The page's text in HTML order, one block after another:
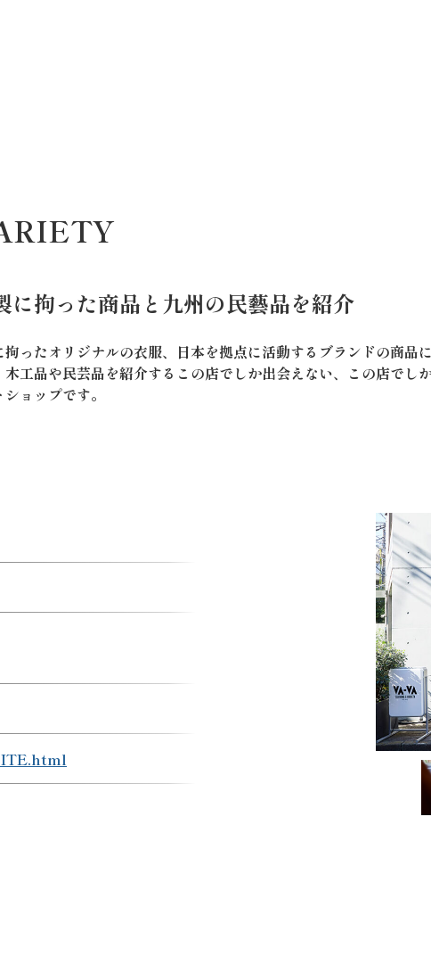
に拘った商品と九州の民藝品を紹介
拘ったオリジナルの衣服、日本を拠点に活動するブランドの商品
木工品や民芸品を紹介するこの店でしか出会えない、この店でし
ョップです。